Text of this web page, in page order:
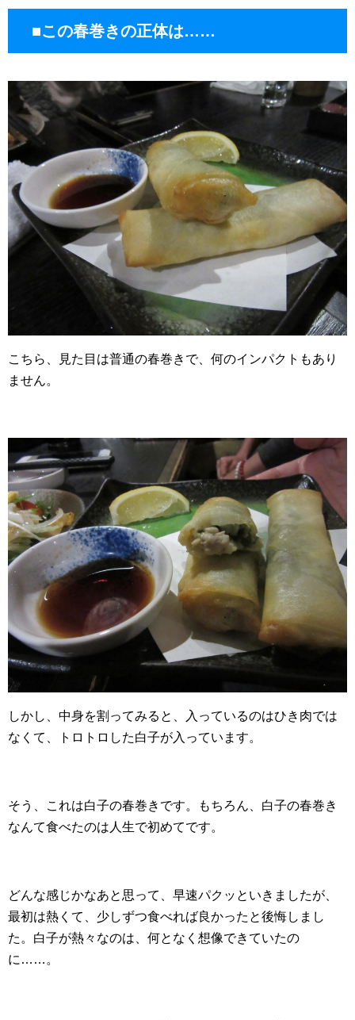
■この春巻きの正体は……
こちら、見た目は普通の春巻きで、何のインパクトもあり
ません。
しかし、中身を割ってみると、入っているのはひき肉では
なくて、トロトロした白子が入っています。
そう、これは白子の春巻きです。もちろん、白子の春巻き
なんて食べたのは人生で初めてです。
どんな感じかなあと思って、早速パクッといきましたが、
最初は熱くて、少しずつ食べれば良かったと後悔しまし
た。白子が熱々なのは、何となく想像できていたの
に……。